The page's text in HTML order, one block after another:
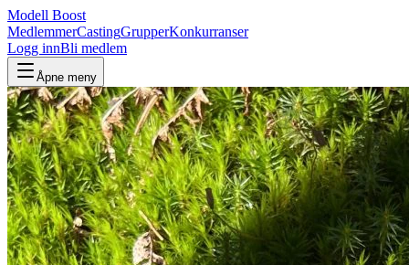
Modell Boost
MedlemmerCastingGrupperKonkurranser
Logg innBli medlem
Åpne meny